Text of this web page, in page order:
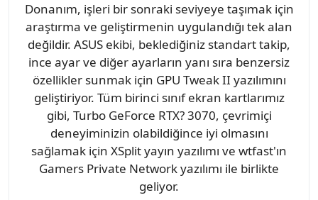
Donanım, işleri bir sonraki seviyeye taşımak için
araştırma ve geliştirmenin uygulandığı tek alan
değildir. ASUS ekibi, beklediğiniz standart takip,
ince ayar ve diğer ayarların yanı sıra benzersiz
özellikler sunmak için GPU Tweak II yazılımını
geliştiriyor. Tüm birinci sınıf ekran kartlarımız
gibi, Turbo GeForce RTX? 3070, çevrimiçi
deneyiminizin olabildiğince iyi olmasını
sağlamak için XSplit yayın yazılımı ve wtfast'ın
Gamers Private Network yazılımı ile birlikte
geliyor.